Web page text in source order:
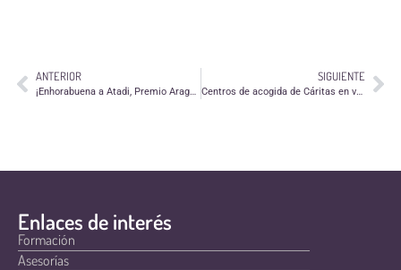
ANTERIOR
¡Enhorabuena a Atadi, Premio Aragón Solidario 2017!
SIGUIENTE
Centros de acogida de Cáritas en verano (julio y agosto)
Enlaces de interés
Formación
Asesorías